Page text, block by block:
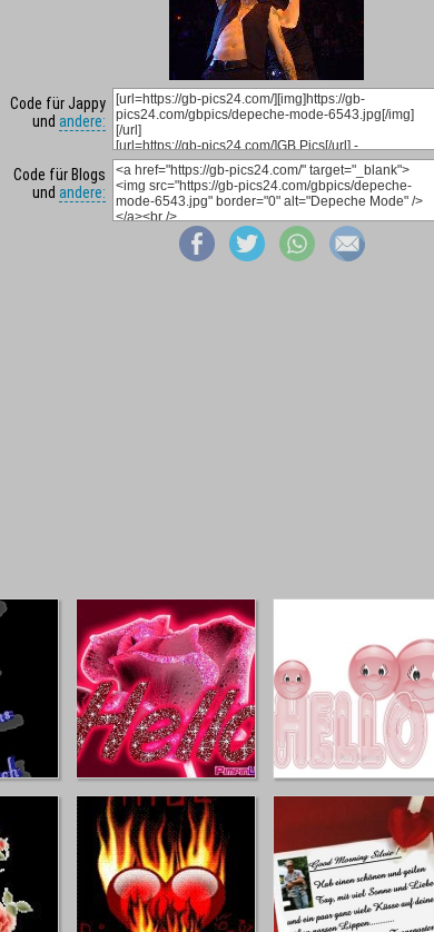
Code für Jappy
und andere:
Code für Blogs
und andere: